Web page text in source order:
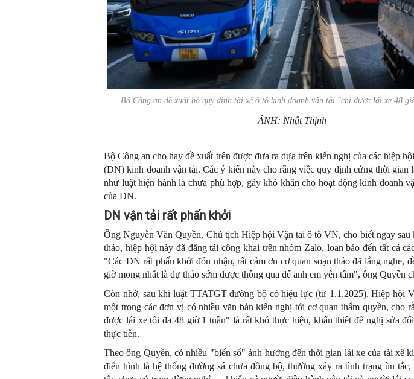
Bộ Công an đề xuất bỏ quy định tài xế ô tô kinh doanh vận tải "chỉ được lái xe 48
ẢNH: Nhật Thịnh
Bộ Công an cho hay đề xuất trên được đưa ra dựa trên kiến nghị của các hiệp
(DN) kinh doanh vận tải. Các ý kiến này cho rằng việc quy định cứng thời gian
như luật hiện hành là chưa phù hợp, gây khó khăn cho hoạt động kinh doanh
của DN.
DN vận tải rất phấn khởi
Ông Nguyễn Văn Quyền, Chủ tịch Hiệp hội Vận tải ô tô VN, cho biết ngay sau
thảo, hiệp hội này đã đăng tải công khai trên nhóm Zalo, loan báo đến tất cả
"Các DN rất phấn khởi đón nhận, rất cảm ơn cơ quan soạn thảo đã lắng nghe,
giờ mong nhất là dự thảo sớm được thông qua để anh em yên tâm", ông Quyền
Còn nhớ, sau khi luật TTATGT đường bộ có hiệu lực (từ 1.1.2025), Hiệp hội
một trong các đơn vị có nhiều văn bản kiến nghị tới cơ quan thẩm quyền, cho
được lái xe tối đa 48 giờ 1 tuần" là rất khó thực hiện, khẩn thiết đề nghị sửa
thực tiễn.
Theo ông Quyền, có nhiều "biến số" ảnh hưởng đến thời gian lái xe của tài xế
điển hình là hệ thống đường sá chưa đồng bộ, thường xảy ra tình trạng ùn tắc,